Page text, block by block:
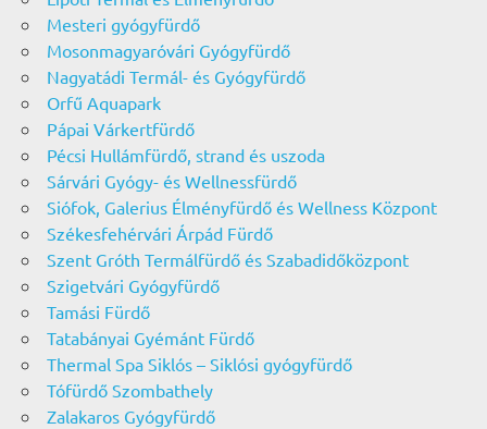
Mesteri gyógyfürdő
Mosonmagyaróvári Gyógyfürdő
Nagyatádi Termál- és Gyógyfürdő
Orfű Aquapark
Pápai Várkertfürdő
Pécsi Hullámfürdő, strand és uszoda
Sárvári Gyógy- és Wellnessfürdő
Siófok, Galerius Élményfürdő és Wellness Központ
Székesfehérvári Árpád Fürdő
Szent Gróth Termálfürdő és Szabadidőközpont
Szigetvári Gyógyfürdő
Tamási Fürdő
Tatabányai Gyémánt Fürdő
Thermal Spa Siklós – Siklósi gyógyfürdő
Tófürdő Szombathely
Zalakaros Gyógyfürdő